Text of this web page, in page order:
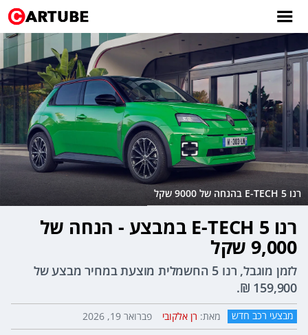
רנו 5 E-TECH בהנחה של 9000 שקל
רנו 5 E-TECH במבצע - הנחה של
9,000 שקל
לזמן מוגבל, רנו 5 החשמלית מוצעת במחיר מבצע של
159,900 ₪.
מבצעי רכב חדש מאת: רן אלקובי פברואר 19, 2026